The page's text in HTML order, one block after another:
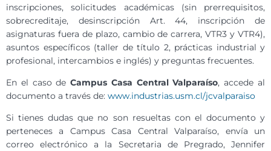
inscripciones, solicitudes académicas (sin prerrequisitos,
sobrecreditaje, desinscripción Art. 44, inscripción de
asignaturas fuera de plazo, cambio de carrera, VTR3 y VTR4),
asuntos específicos (taller de título 2, prácticas industrial y
profesional, intercambios e inglés) y preguntas frecuentes.
En el caso deCampus Casa Central Valparaíso, accede al
documento a través de: www.industrias.usm.cl/jcvalparaiso
Si tienes dudas que no son resueltas con el documento y
perteneces a Campus Casa Central Valparaíso, envía un
correo electrónico a la Secretaria de Pregrado, Jennifer